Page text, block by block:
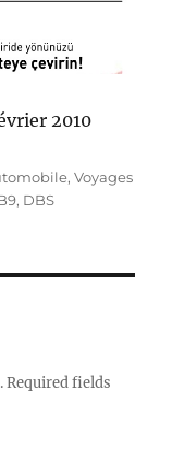
2010
,Voyages
, DBS
Required fields